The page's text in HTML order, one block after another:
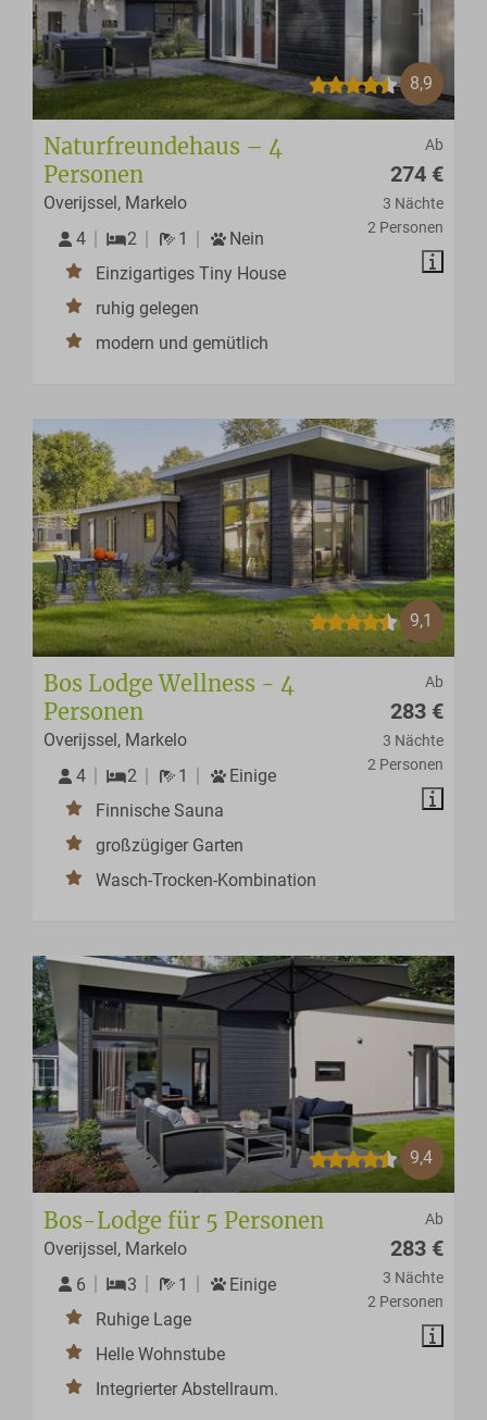
8,9
Ab
274 €
3 Nächte
2 Personen
Naturfreundehaus – 4
Personen
Overijssel, Markelo
4
2 1
Nein
Einzigartiges Tiny House
ruhig gelegen
modern und gemütlich
9,1
Ab
283 €
3 Nächte
2 Personen
Bos Lodge Wellness - 4
Personen
Overijssel, Markelo
4
2 1
Einige
Finnische Sauna
großzügiger Garten
Wasch-Trocken-Kombination
9,4
Ab
283 €
3 Nächte
2 Personen
Bos-Lodge für 5 Personen
Overijssel, Markelo
6
3 1
Einige
Ruhige Lage
Helle Wohnstube
Integrierter Abstellraum.